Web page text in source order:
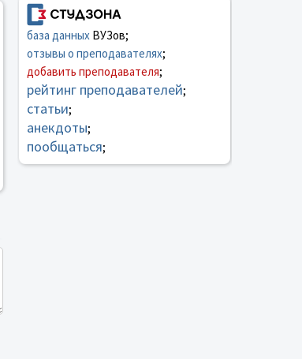
база данныхВУЗов;
отзывы о преподавателях;
добавить преподавателя;
рейтинг преподавателей;
статьи;
анекдоты;
пообщаться;